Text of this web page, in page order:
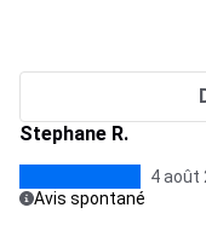
Stephane R.
4 août
Avis spontané